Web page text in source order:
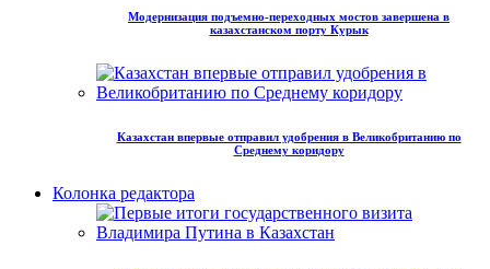
Модернизация подъемно-переходных мостов завершена в
казахстанском порту Курык
Казахстан впервые отправил удобрения в Великобританию по
Среднему коридору
Колонка редактора